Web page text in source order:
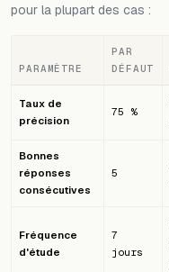
pour la plupart des cas :
PARAMÈTRE
PAR
DÉFAUT
Taux de
précision
75 %
Bonnes
réponses
consécutives
5
Fréquence
d'étude
7
jours